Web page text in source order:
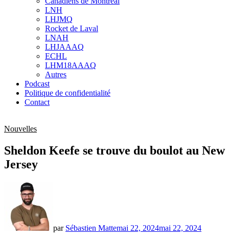
sub
menu
LNH
LHJMQ
Rocket de Laval
LNAH
LHJAAAQ
ECHL
LHM18AAAQ
Autres
Podcast
Politique de confidentialité
Contact
Nouvelles
Sheldon Keefe se trouve du boulot au New
Jersey
par Sébastien Mattemai 22, 2024mai 22, 2024